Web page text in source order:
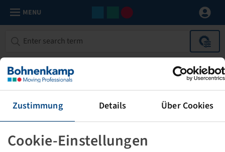
Zustimmung Details Über Cookies
Cookie-Einstellungen
MENU
Automotive components
Specify your search result with the following filters.
FILTER 1
Ball bearing turntable Reset filters